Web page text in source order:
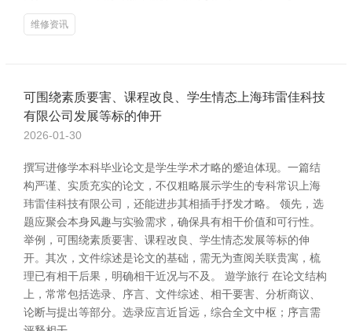
维修资讯
可围绕素质要害、课程改良、学生情态上海玮雷佳科技
有限公司发展等标的伸开
2026-01-30
撰写进修学本科毕业论文是学生学术才略的蹙迫体现。一篇结
构严谨、实质充实的论文，不仅粗略展示学生的专科常识上海
玮雷佳科技有限公司，还能进步其相插手抒发才略。 领先，选
题应聚会本身风趣与实验需求，确保具有相干价值和可行性。
举例，可围绕素质要害、课程改良、学生情态发展等标的伸
开。其次，文件综述是论文的基础，需无为查阅关联贵寓，梳
理已有相干后果，明确相干近况与不及。 遊学旅行 在论文结构
上，常常包括选录、序言、文件综述、相干要害、分析商议、
论断与提出等部分。选录应言近旨远，综合全文中枢；序言需